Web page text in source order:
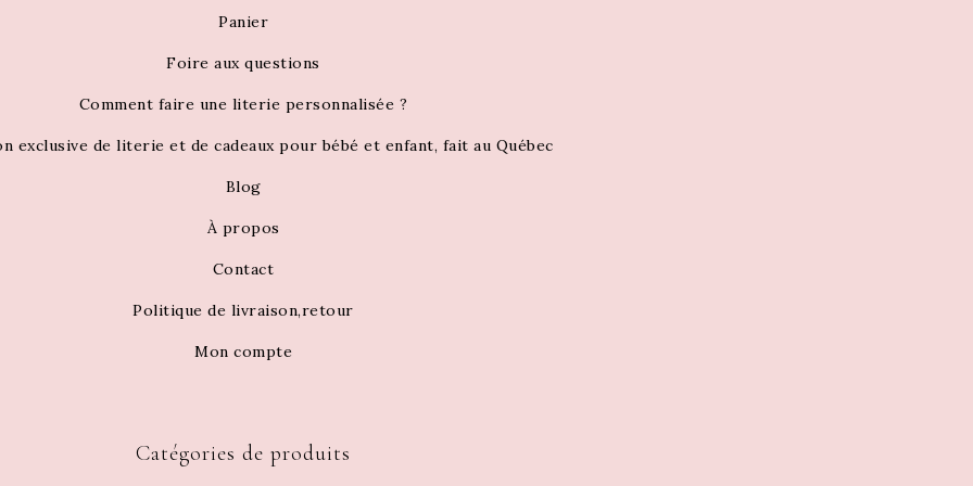
Panier
Foire aux questions
Comment faire une literie personnalisée ?
exclusive de literie et de cadeaux pour bébé et enfant, fait au Québec
Blog
À propos
Contact
Politique de livraison,retour
Mon compte
Catégories de produits